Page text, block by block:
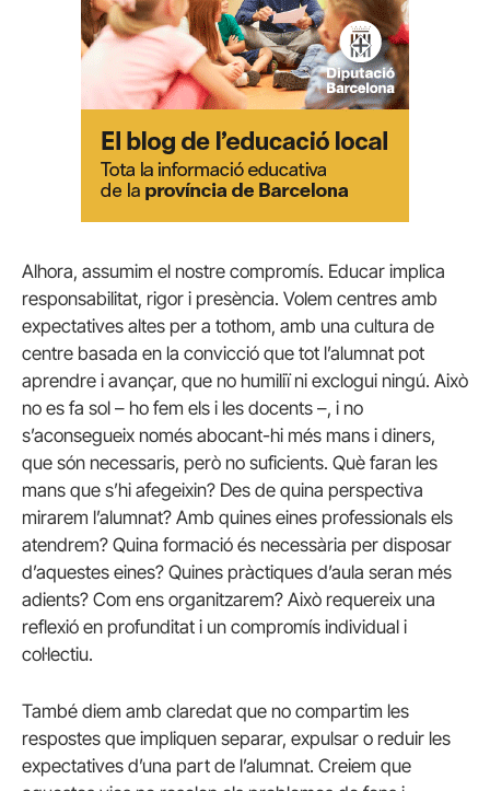
Alhora, assumim el nostre compromís. Educar implica
responsabilitat, rigor i presència. Volem centres amb
expectatives altes per a tothom, amb una cultura de
centre basada en la convicció que tot l’alumnat pot
aprendre i avançar, que no humiliï ni exclogui ningú. Això
no es fa sol – ho fem els i les docents –, i no
s’aconsegueix només abocant-hi més mans i diners,
que són necessaris, però no suficients. Què faran les
mans que s’hi afegeixin? Des de quina perspectiva
mirarem l’alumnat? Amb quines eines professionals els
atendrem? Quina formació és necessària per disposar
d’aquestes eines? Quines pràctiques d’aula seran més
adients? Com ens organitzarem? Això requereix una
reflexió en profunditat i un compromís individual i
col·lectiu.
També diem amb claredat que no compartim les
respostes que impliquen separar, expulsar o reduir les
expectatives d’una part de l’alumnat. Creiem que